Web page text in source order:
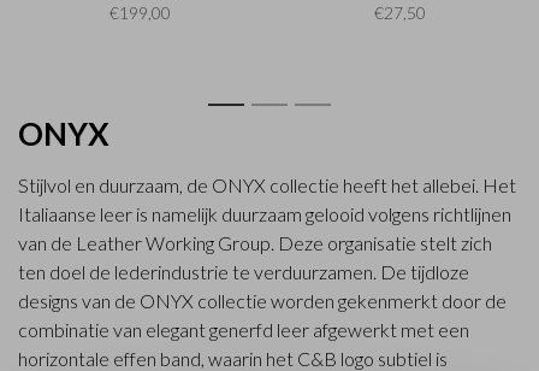
€199,00 €27,50
1 2 3
ONYX
Stijlvol en duurzaam, de ONYX collectie heeft het allebei. Het
Italiaanse leer is namelijk duurzaam gelooid volgens richtlijnen
van de Leather Working Group. Deze organisatie stelt zich
ten doel de lederindustrie te verduurzamen. De tijdloze
designs van de ONYX collectie worden gekenmerkt door de
combinatie van elegant generfd leer afgewerkt met een
horizontale effen band, waarin het C&B logo subtiel is